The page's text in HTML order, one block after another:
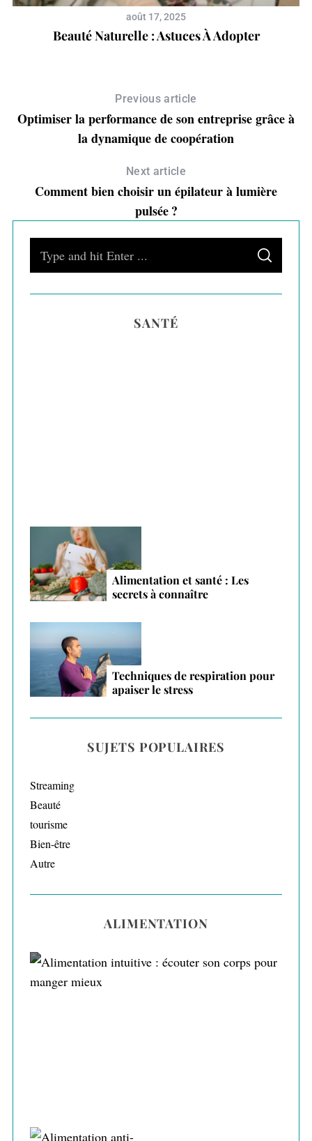
août 17, 2025
Beauté Naturelle : Astuces À Adopter
Previous article
Optimiser la performance de son entreprise grâce à
la dynamique de coopération
Next article
Comment bien choisir un épilateur à lumière
pulsée ?
S
A
C
SANTÉ
Alimentation et santé : Les
secrets à connaître
Techniques de respiration pour
apaiser le stress
SUJETS POPULAIRES
Streaming
Beauté
tourisme
Bien-être
Autre
ALIMENTATION